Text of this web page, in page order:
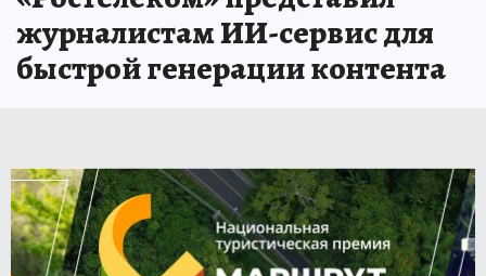
журналистам ИИ-сервис для
быстрой генерации контента